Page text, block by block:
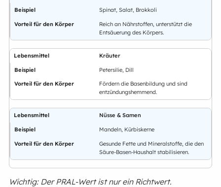
Spinat, Salat, Brokkoli
Reich an Nährstoffen, unterstützt die
Entsäuerung des Körpers.
Kräuter
Petersilie, Dill
Fördern die Basenbildung und sind
entzündungshemmend.
Nüsse & Samen
Mandeln, Kürbiskerne
Gesunde Fette und Mineralstoffe, die den
Säure-Basen-Haushalt stabilisieren.
Wichtig: Der PRAL-Wert ist nur ein Richtwert.